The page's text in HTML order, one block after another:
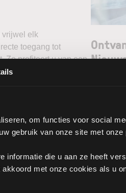
om functies voor social
gebruik van onze site met
informatie die u aan ze heeft
met onze cookies als u
vrijwel elk
toegang tot
Zo profiteert u van een
stabiel platform met
u met het oog op
u short*?
beleggen via een
mee: als de koers stijgt
om deze risico’s mee
kunt missen.